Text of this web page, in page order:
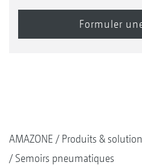
AMAZONE Produits &
Semoirs pneumatiques